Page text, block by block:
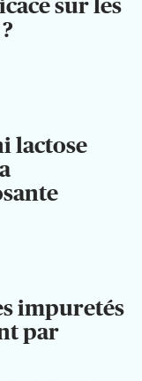
sur les
lactose
impuretés
par